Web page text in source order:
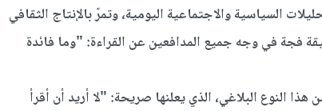
السياسية والاجتماعية اليومية، وتمرّ بالإنتاج الثقافي
فجة في وجه جميع المدافعين عن القراءة: "وما فائدة
النوع البلاغي، الذي يعلنها صريحة: "لا أريد أن أقرأ